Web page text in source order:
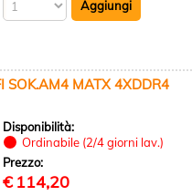
SOK.AM4 MATX 4XDDR4
Disponibilità:
Ordinabile (2/4 giorni lav.)
Prezzo:
€ 114,20